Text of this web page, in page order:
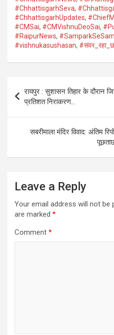
#ChhattisgarhSeva,
#ChhattisgarhUpdates,
#CMSai, #CMVishnuDeoSai,
#RaipurNews,
#vishnukasushasan,
navigation
रायपुर : सुशासन तिहार के दौरान
प्रतिशत निराकरण…
सबरीमाला मंदिर विवाद: अंतिम
Leave a Reply
Your email address will not be
are marked *
Comment *